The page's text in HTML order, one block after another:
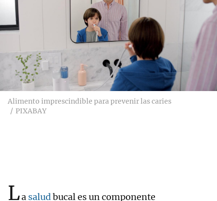
Alimento imprescindible para prevenir las caries
PIXABAY
La saludbucal es un componente